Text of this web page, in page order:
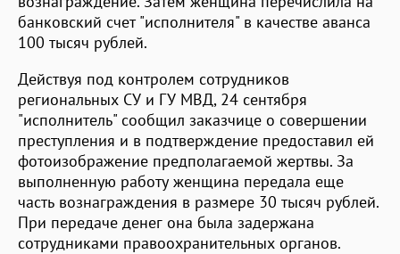
банковский счет "исполнителя" в качестве аванса
100 тысяч рублей.
Действуя под контролем сотрудников
региональных СУ и ГУ МВД, 24 сентября
"исполнитель" сообщил заказчице о совершении
преступления и в подтверждение предоставил ей
фотоизображение предполагаемой жертвы. За
выполненную работу женщина передала еще
часть вознаграждения в размере 30 тысяч рублей.
При передаче денег она была задержана
сотрудниками правоохранительных органов.